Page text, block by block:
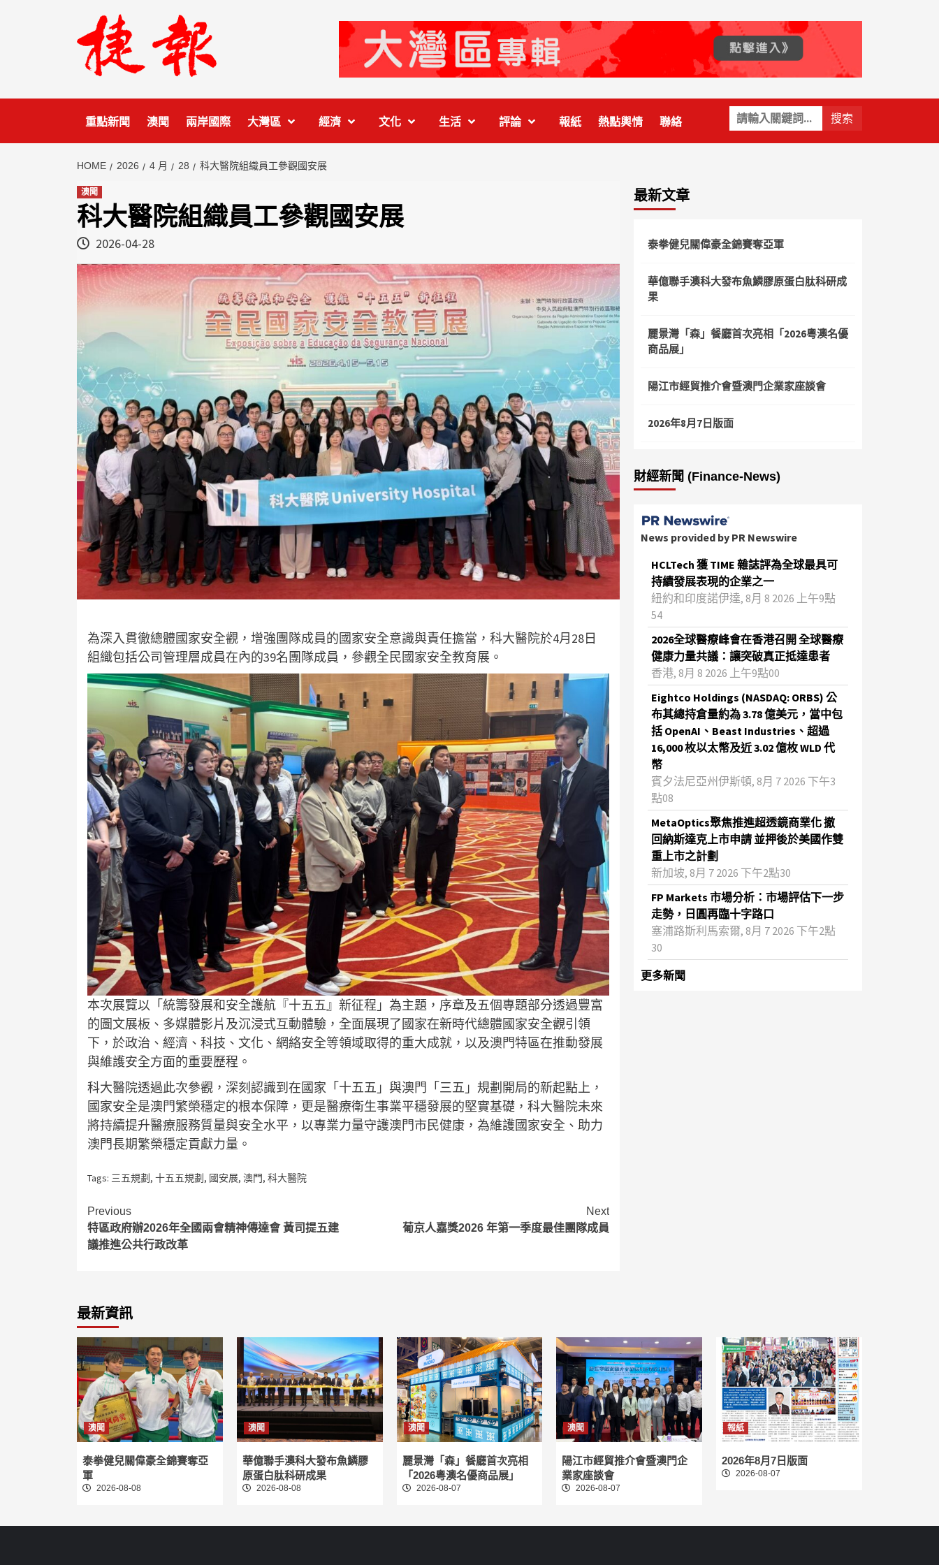
關
鍵
字:
重點新聞 澳聞 兩岸國際 大灣區 經濟 文化 生活 評論 報紙 熱點輿情 聯絡
HOME 2026 4 月 28 科大醫院組織員工參觀國安展
澳聞
科大醫院組織員工參觀國安展
2026-04-28
為深入貫徹總體國家安全觀，增強團隊成員的國家安全意識與責任擔當，科大醫院於4月28日
組織包括公司管理層成員在內的39名團隊成員，參觀全民國家安全教育展。
本次展覽以「統籌發展和安全護航『十五五』新征程」為主題，序章及五個專題部分透過豐富
的圖文展板、多媒體影片及沉浸式互動體驗，全面展現了國家在新時代總體國家安全觀引領
下，於政治、經濟、科技、文化、網絡安全等領域取得的重大成就，以及澳門特區在推動發展
與維護安全方面的重要歷程。
科大醫院透過此次參觀，深刻認識到在國家「十五五」與澳門「三五」規劃開局的新起點上，
國家安全是澳門繁榮穩定的根本保障，更是醫療衛生事業平穩發展的堅實基礎，科大醫院未來
將持續提升醫療服務質量與安全水平，以專業力量守護澳門市民健康，為維護國家安全、助力
澳門長期繁榮穩定貢獻力量。
Tags: 三五規劃 , 十五五規劃 , 國安展, 澳門, 科大醫院
Continue
Reading
Previous
特區政府辦2026年全國兩會精神傳達會 黃司提五建
議推進公共行政改革
Next
葡京人嘉獎2026 年第一季度最佳團隊成員
最新文章
泰拳健兒關偉豪全錦賽奪亞軍
華億聯手澳科大發布魚鱗膠原蛋白肽科研成
果
麗景灣「森」餐廳首次亮相「2026粵澳名優
商品展」
陽江市經貿推介會暨澳門企業家座談會
2026年8月7日版面
財經新聞 (Finance-News)
News provided by PR Newswire
HCLTech 獲 TIME 雜誌評為全球最具可
持續發展表現的企業之一
紐約和印度諾伊達, 8月 8 2026 上午9點
54
2026全球醫療峰會在香港召開 全球醫療
健康力量共議：讓突破真正抵達患者
香港, 8月 8 2026 上午9點00
Eightco Holdings (NASDAQ: ORBS) 公
布其總持倉量約為 3.78 億美元，當中包
括 OpenAI、Beast Industries、超過
16,000 枚以太幣及近 3.02 億枚 WLD 代
幣
賓夕法尼亞州伊斯頓, 8月 7 2026 下午3
點08
MetaOptics聚焦推進超透鏡商業化 撤
回納斯達克上市申請 並押後於美國作雙
重上市之計劃
新加坡, 8月 7 2026 下午2點30
FP Markets 市場分析：市場評估下一步
走勢，日圓再臨十字路口
塞浦路斯利馬索爾, 8月 7 2026 下午2點
30
更多新聞
最新資訊
澳聞
泰拳健兒關偉豪全錦賽奪亞
軍
2026-08-08
澳聞
華億聯手澳科大發布魚鱗膠
原蛋白肽科研成果
2026-08-08
澳聞
麗景灣「森」餐廳首次亮相
「2026粵澳名優商品展」
2026-08-07
澳聞
陽江市經貿推介會暨澳門企
業家座談會
2026-08-07
報紙
2026年8月7日版面
2026-08-07